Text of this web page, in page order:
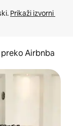
Prikaži izvorni
Airbnba